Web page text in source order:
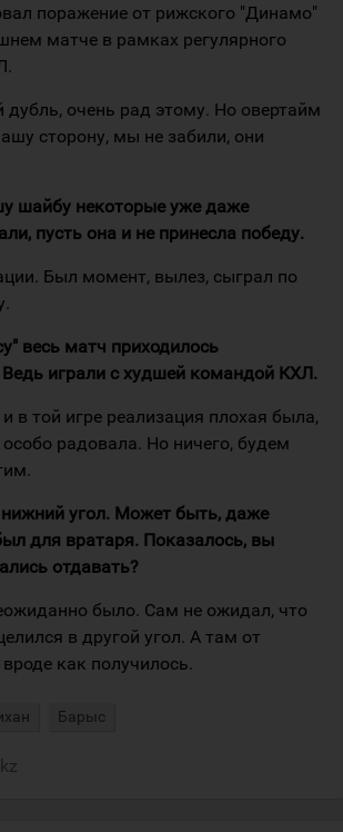
поражение от рижского "Динамо"
матче в рамках регулярного
дубль, очень рад этому. Но овертайм
сторону, мы не забили, они
шайбу некоторые уже даже
пусть она и не принесла победу.
Был момент, вылез, сыграл по
весь матч приходилось
играли с худшей командой КХЛ.
в той игре реализация плохая была,
особо радовала. Но ничего, будем
угол. Может быть, даже
для вратаря. Показалось, вы
отдавать?
было. Сам не ожидал, что
в другой угол. А там от
как получилось.
Барыс